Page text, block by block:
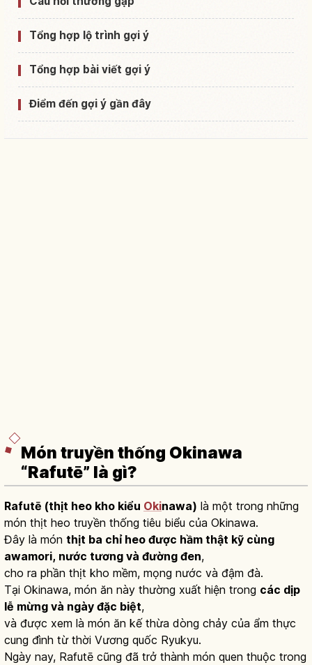
Tổng hợp lộ trình gợi ý
Tổng hợp bài viết gợi ý
Điểm đến gợi ý gần đây
Món truyền thống Okinawa
“Rafutē” là gì?
Rafutē (thịt heo kho kiểu Okinawa) là một trong những
món thịt heo truyền thống tiêu biểu của Okinawa.
Đây là món thịt ba chỉ heo được hầm thật kỹ cùng
awamori, nước tương và đường đen,
cho ra phần thịt kho mềm, mọng nước và đậm đà.
Tại Okinawa, món ăn này thường xuất hiện trong các dịp
lễ mừng và ngày đặc biệt,
và được xem là món ăn kế thừa dòng chảy của ẩm thực
cung đình từ thời Vương quốc Ryukyu.
Ngày nay, Rafutē cũng đã trở thành món quen thuộc trong